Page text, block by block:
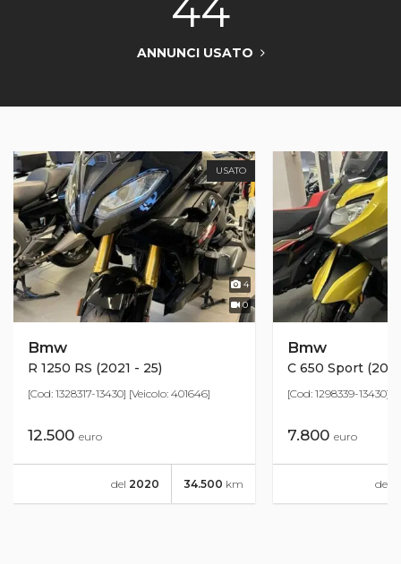
44
ANNUNCI USATO
USATO
4
0
Bmw
R 1250 RS (2021 - 25)
[Cod: 1328317-13430] [Veicolo: 401646]
12.500 euro
34.500 km
del 2020
Bmw
C 650 Sport
[Cod: 1298339-13430]
7.800 euro
del